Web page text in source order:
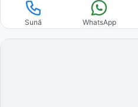
Sună WhatsApp